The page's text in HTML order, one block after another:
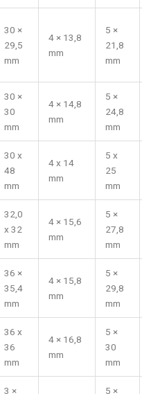
30 ×
29,5
mm
4 × 13,8
mm
5 ×
21,8
mm
30 ×
30
mm
4 × 14,8
mm
5 ×
24,8
mm
30 x
48
mm
4 x 14
mm
5 x
25
mm
32,0
x 32
mm
4 × 15,6
mm
5 ×
27,8
mm
36 ×
35,4
mm
4 × 15,8
mm
5 ×
29,8
mm
36 x
36
mm
4 × 16,8
mm
5 ×
30
mm
3 × 5 ×